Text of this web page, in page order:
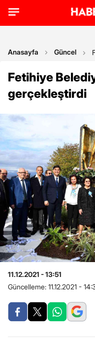
Anasayfa Güncel
Fetihiye
gerçekleştirdi
11.12.2021 - 13:51
Güncelleme: 11.12.2021 -